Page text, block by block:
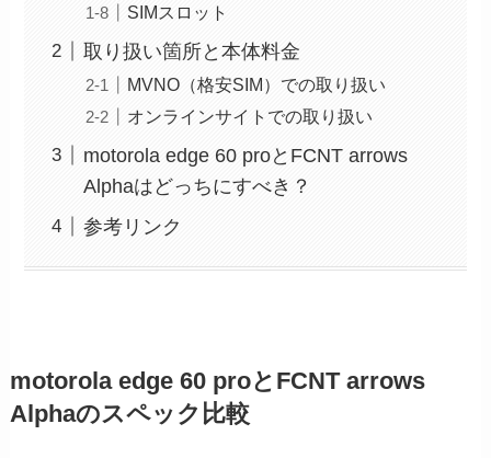
SIMスロット
取り扱い箇所と本体料金
MVNO（格安SIM）での取り扱い
オンラインサイトでの取り扱い
motorola edge 60 proとFCNT arrows
Alphaはどっちにすべき？
参考リンク
motorola edge 60 proと FCNT arrows
Alphaのスペック比較